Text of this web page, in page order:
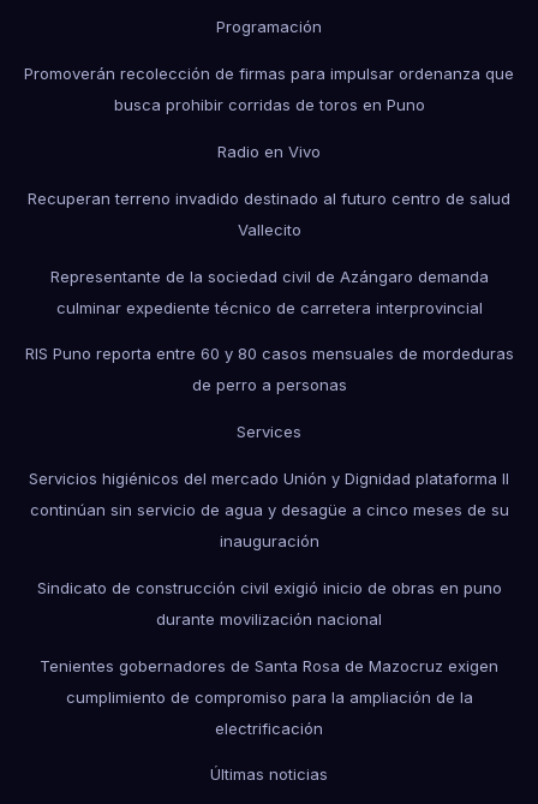
Programación
Promoverán recolección de firmas para impulsar ordenanza que
busca prohibir corridas de toros en Puno
Radio en Vivo
Recuperan terreno invadido destinado al futuro centro de salud
Vallecito
Representante de la sociedad civil de Azángaro demanda
culminar expediente técnico de carretera interprovincial
RIS Puno reporta entre 60 y 80 casos mensuales de mordeduras
de perro a personas
Services
Servicios higiénicos del mercado Unión y Dignidad plataforma II
continúan sin servicio de agua y desagüe a cinco meses de su
inauguración
Sindicato de construcción civil exigió inicio de obras en puno
durante movilización nacional
Tenientes gobernadores de Santa Rosa de Mazocruz exigen
cumplimiento de compromiso para la ampliación de la
electrificación
Últimas noticias